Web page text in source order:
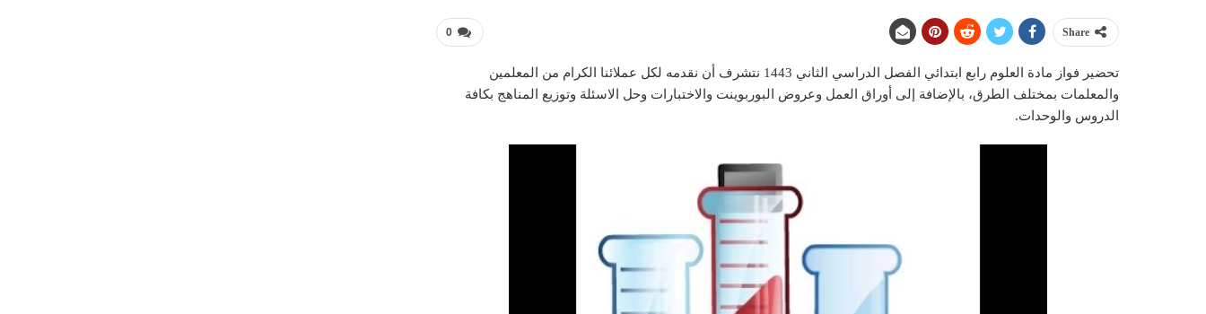
0 Share
تحضير فواز مادة العلوم رابع ابتدائي الفصل الدراسي الثاني 1443 نتشرف أن نقدمه لكل عملائنا الكرام من المعلمين
والمعلمات بمختلف الطرق، بالإضافة إلى أوراق العمل وعروض البوربوينت والاختبارات وحل الاسئلة وتوزيع المناهج بكافة
الدروس والوحدات.